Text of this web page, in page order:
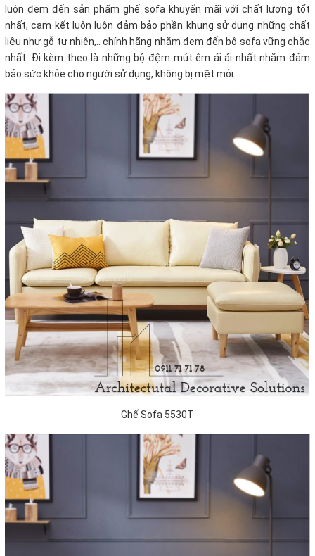
luôn đem đến sản phẩm ghế sofa khuyến mãi với chất lượng tốt
nhất, cam kết luôn luôn đảm bảo phần khung sử dụng những chất
liệu như gỗ tự nhiên,.. chính hãng nhằm đem đến bộ sofa vững chắc
nhất. Đi kèm theo là những bộ đệm mút êm ái ái nhất nhằm đảm
bảo sức khỏe cho người sử dụng, không bị mệt mỏi.
Ghế Sofa 5530T